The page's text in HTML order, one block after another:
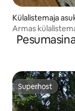
Külalistemaja
Armas
Superhost
Superhost